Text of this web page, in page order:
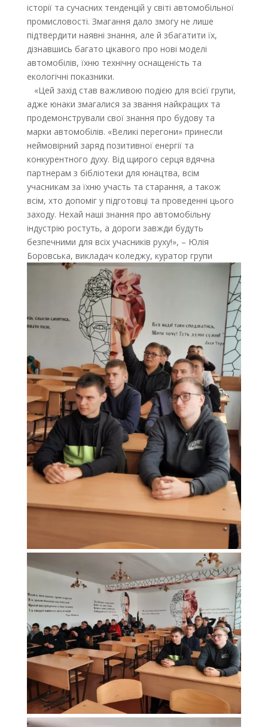
історії та сучасних тенденцій у світі автомобільної
промисловості. Змагання дало змогу не лише
підтвердити наявні знання, але й збагатити їх,
дізнавшись багато цікавого про нові моделі
автомобілів, їхню технічну оснащеність та
екологічні показники.
«Цей захід став важливою подією для всієї групи,
адже юнаки змагалися за звання найкращих та
продемонстрували свої знання про будову та
марки автомобілів. «Великі перегони» принесли
неймовірний заряд позитивної енергії та
конкурентного духу. Від щирого серця вдячна
партнерам з бібліотеки для юнацтва, всім
учасникам за їхню участь та старання, а також
всім, хто допоміг у підготовці та проведенні цього
заходу. Нехай наші знання про автомобільну
індустрію ростуть, а дороги завжди будуть
безпечними для всіх учасників руху!», – Юлія
Боровська, викладач коледжу, куратор групи